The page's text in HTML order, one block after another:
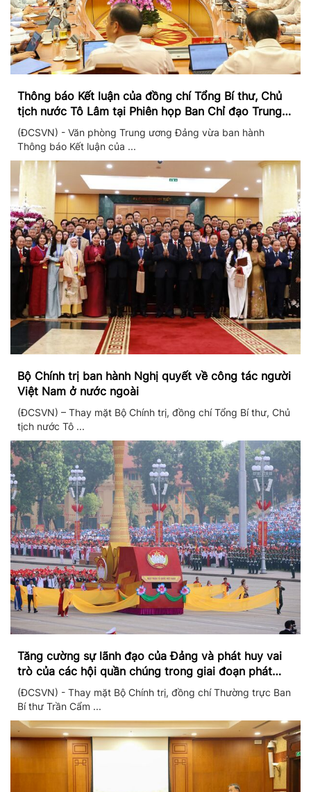
Thông báo Kết luận của đồng chí Tổng Bí thư, Chủ
tịch nước Tô Lâm tại Phiên họp Ban Chỉ đạo Trung
ương thực hiện Nghị quyết 57
(ĐCSVN) - Văn phòng Trung ương Đảng vừa ban hành
Thông báo Kết luận của ...
Bộ Chính trị ban hành Nghị quyết về công tác người
Việt Nam ở nước ngoài
(ĐCSVN) – Thay mặt Bộ Chính trị, đồng chí Tổng Bí thư, Chủ
tịch nước Tô ...
Tăng cường sự lãnh đạo của Đảng và phát huy vai
trò của các hội quần chúng trong giai đoạn phát
triển mới
(ĐCSVN) - Thay mặt Bộ Chính trị, đồng chí Thường trực Ban
Bí thư Trần Cẩm ...